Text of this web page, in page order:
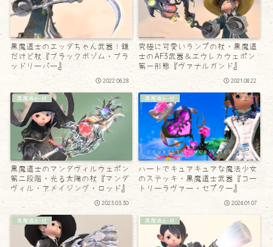
黒魔道士のエッダちゃん武器！鎌
だけど杖『ブラックボゾム・ブラ
ッドリーパー』
2022.06.28
究極に可愛いランプの杖・黒魔道
士のAF3武器＆エウレカウェポン
第一形態『ヴァナルガンド』
2021.08.22
黒魔道士-杖
黒魔道士のマンダヴィルウェポン
第二段階・光る太陽の杖『マンダ
ヴィル・アメイジング・ロッド』
2023.03.30
黒魔道士-杖
ハートでキュアキュアな魔法少女
のステッキ・黒魔道士武器『コー
トリーラヴァー・セプター』
2026.01.07
黒魔道士-杖 黒魔道士-杖